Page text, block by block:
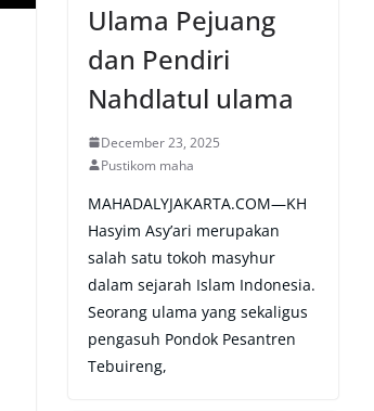
Ulama Pejuang
dan Pendiri
Nahdlatul ulama
December 23, 2025
Pustikom maha
MAHADALYJAKARTA.COM—KH
Hasyim Asy’ari merupakan
salah satu tokoh masyhur
dalam sejarah Islam Indonesia.
Seorang ulama yang sekaligus
pengasuh Pondok Pesantren
Tebuireng,